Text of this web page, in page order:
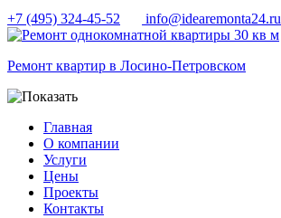
+7 (495) 324-45-52 info@idearemonta24.ru
Ремонт квартир в Лосино-Петровском
Главная
О компании
Услуги
Цены
Проекты
Контакты